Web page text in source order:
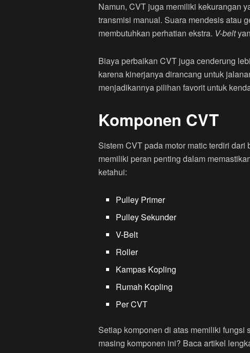
Namun, CVT juga memiliki kekurangan
transmisi manual. Suara mendesis atau
membutuhkan perhatian ekstra. V-belt
Biaya perbaikan CVT juga cenderung
karena kinerjanya dirancang untuk
menjadikannya pilihan favorit untuk
Komponen CVT
Sistem CVT pada motor matic terdiri
memiliki peran penting dalam
ketahui:
Pulley Primer
Pulley Sekunder
V-Belt
Roller
Kampas Kopling
Rumah Kopling
Per CVT
Setiap komponen di atas memiliki
masing komponen ini? Baca artikel